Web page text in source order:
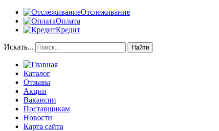
Отслеживание
Оплата
Кредит
Искать... Найти
Каталог
Отзывы
Акции
Вакансии
Поставщикам
Новости
Карта сайта